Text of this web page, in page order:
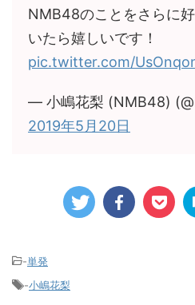
NMB48のことをさらに
いたら嬉しいです！
pic.twitter.com/
— 小嶋花梨 (NMB48)
2019年5月20日
-単発
-小嶋花梨